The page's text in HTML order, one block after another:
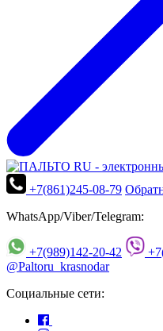
+7(861)245-08-79
WhatsApp/Viber/Telegram:
+7(989)142-20-42
@Paltoru_krasnodar
Социальные сети: